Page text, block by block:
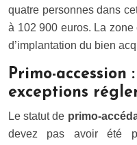
quatre personnes dans
à 102 900 euros. La
d’implantation du bien
Primo-
exceptions
Le statut de primo-
devez pas avoir été